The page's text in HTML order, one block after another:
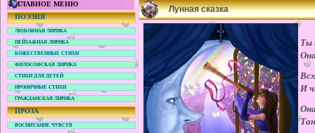
ГЛАВНОЕ МЕНЮ
ПОЭЗИЯ
ЛЮБОВНАЯ ЛИРИКА
ПЕЙЗАЖНАЯ ЛИРИКА
БОЖЕСТВЕННЫЕ СТИХИ
ФИЛОСОФСКАЯ ЛИРИКА
СТИХИ ДЛЯ ДЕТЕЙ
ИРОНИЧНЫЕ СТИХИ
ГРАЖДАНСКАЯ ЛИРИКА
ПРОЗА
ВОСПИТАНИЕ ЧУВСТВ
Лунная сказка
Ты
И